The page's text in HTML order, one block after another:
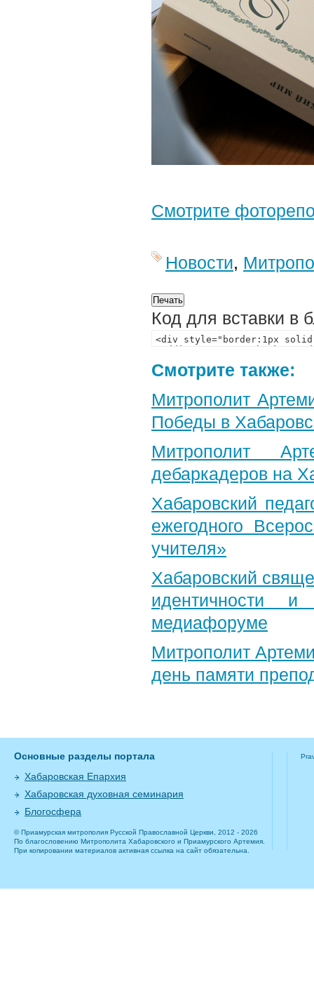
Смотрите
Новости,
Код для вставки в
Смотрите также:
Митрополит
Победы в
Митрополит
дебаркадеров на
Хабаровский
ежегодного
учителя»
Хабаровский
идентичности
медиафоруме
Митрополит
день памяти
Основные разделы портала
Хабаровская Епархия
Хабаровская духовная семинария
Блогосфера
© Приамурская митрополия Русской Православной Церкви, 2012 - 2026
По благословению Митрополита Хабаровского и Приамурского Артемия.
При копировании материалов активная ссылка на сайт обязательна.